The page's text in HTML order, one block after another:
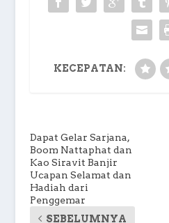
KECEPATAN:
Dapat Gelar Sarjana,
Boom Nattaphat dan
Kao Siravit Banjir
Ucapan Selamat dan
Hadiah dari
Penggemar
SEBELUMNYA